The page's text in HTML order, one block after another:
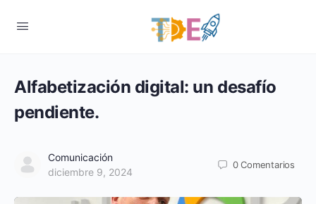
Alfabetización digital: un desafío
pendiente.
Comunicación
diciembre 9, 2024
0Comentarios